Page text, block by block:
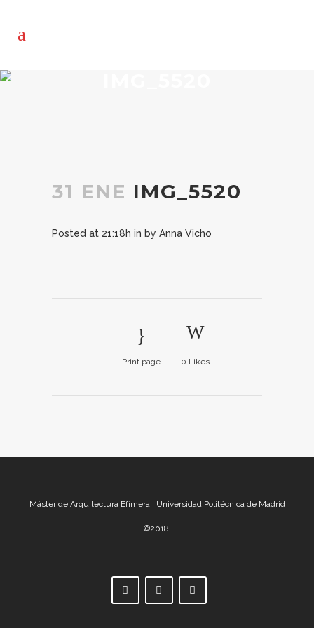
31 ENE IMG_5520
Posted at 21:18h in by Anna Vicho
Print page 0 Likes
Máster de Arquitectura Efímera | Universidad Politécnica de Madrid
©2018.